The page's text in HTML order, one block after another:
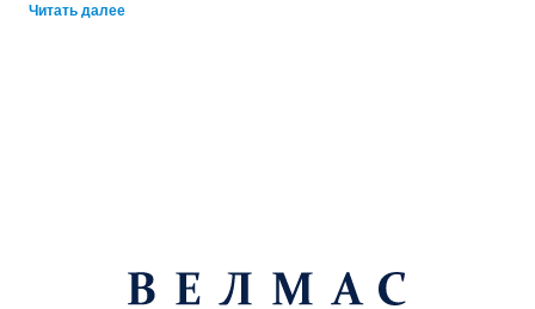
Порядок проведения поверки
аккредитация на выполнение поверочных и калибровочных
Читать далее